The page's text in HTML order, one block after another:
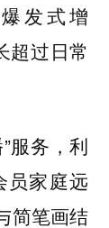
发式增
超过日常
服务，利
员家庭远
简笔画结